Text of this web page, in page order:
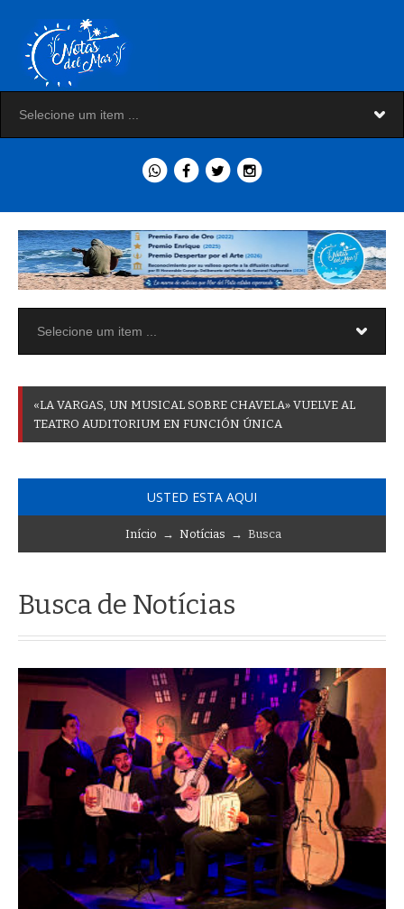
«LA VARGAS UN MUSICAL SOBRE CHAVELA» VUELVE AL
TEATRO AUDITORIUM EN FUNCIÓN ÚNICA
USTED ESTA AQUI
Início → Notícias → Busca
Busca de Notícias